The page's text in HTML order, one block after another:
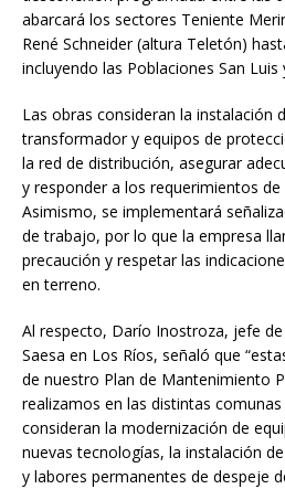
abarcará los sectores Teniente
René Schneider (altura Teletón)
incluyendo las Poblaciones San Luis
Las obras consideran la instalación
transformador y equipos de
la red de distribución, asegurar
y responder a los requerimientos
Asimismo, se implementará
de trabajo, por lo que la empresa
precaución y respetar las
en terreno.
Al respecto, Darío Inostroza, jefe de
Saesa en Los Ríos, señaló que
de nuestro Plan de Mantenimiento
realizamos en las distintas
consideran la modernización de
nuevas tecnologías, la instalación
y labores permanentes de despeje